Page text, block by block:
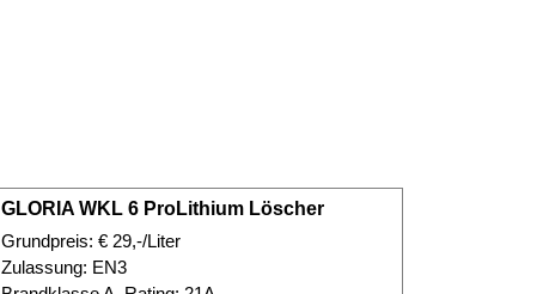
GLORIA WKL 6 ProLithium Löscher
Grundpreis: € 29,-/Liter
Zulassung: EN3